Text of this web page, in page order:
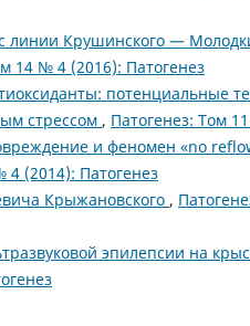
линии Крушинского —
14 № 4 (2016): Патогенез
потенциальные
стрессом , Патогенез: Том
и феномен «no
4 (2014): Патогенез
Крыжановского ,
эпилепсии на